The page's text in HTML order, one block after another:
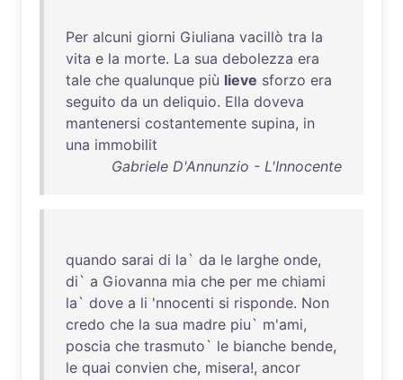
Per alcuni giorni Giuliana vacillò tra la
vita e la morte. La sua debolezza era
tale che qualunque più lieve sforzo era
seguito da un deliquio. Ella doveva
mantenersi costantemente supina, in
una immobilit
Gabriele D'Annunzio - L'Innocente
quando sarai di la` da le larghe onde,
di` a Giovanna mia che per me chiami
la` dove a li 'nnocenti si risponde. Non
credo che la sua madre piu` m'ami,
poscia che trasmuto` le bianche bende,
le quai convien che, misera!, ancor